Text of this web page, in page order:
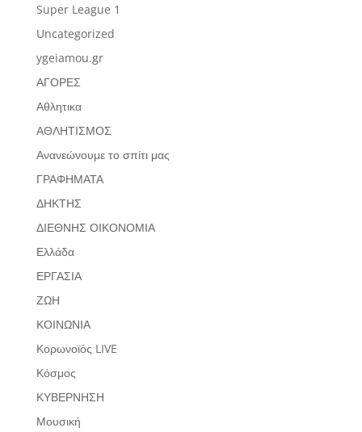
Super League 1
Uncategorized
ygeiamou.gr
ΑΓΟΡΕΣ
Αθλητικα
ΑΘΛΗΤΙΣΜΟΣ
Ανανεώνουμε το σπίτι μας
ΓΡΑΦΗΜΑΤΑ
ΔΗΚΤΗΣ
ΔΙΕΘΝΗΣ ΟΙΚΟΝΟΜΙΑ
Ελλάδα
ΕΡΓΑΣΙΑ
ΖΩΗ
ΚΟΙΝΩΝΙΑ
Κορωνοϊός LIVE
Κόσμος
ΚΥΒΕΡΝΗΣΗ
Μουσική